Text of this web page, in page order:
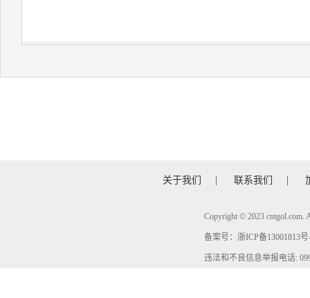
关于我们 | 联系我们 |
Copyright © 2023
备案号： 浙ICP备13001813
违法和不良信息举报电话: